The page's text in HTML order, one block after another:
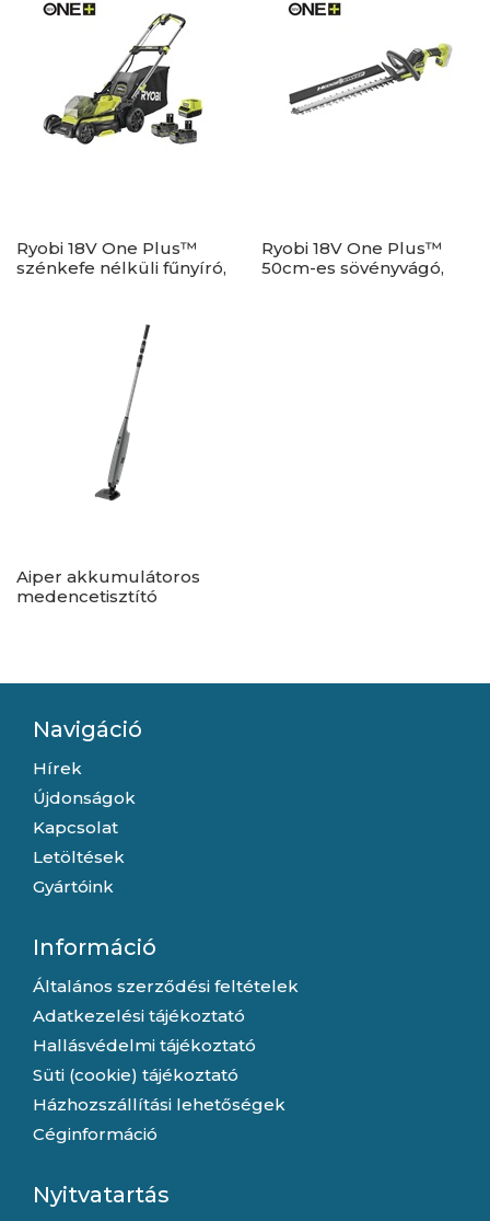
Ryobi 18V One Plus™
szénkefe nélküli fűnyíró,
akkumulátor, töltő -
RY18LMX40C-240
Ryobi 18V One Plus™
50cm-es sövényvágó,
Aiper akkumulátoros
medencetisztító
Navigáció
Hírek
Újdonságok
Kapcsolat
Letöltések
Gyártóink
Információ
Általános szerződési feltételek
Adatkezelési tájékoztató
Hallásvédelmi tájékoztató
Süti (cookie) tájékoztató
Házhozszállítási lehetőségek
Céginformáció
Nyitvatartás